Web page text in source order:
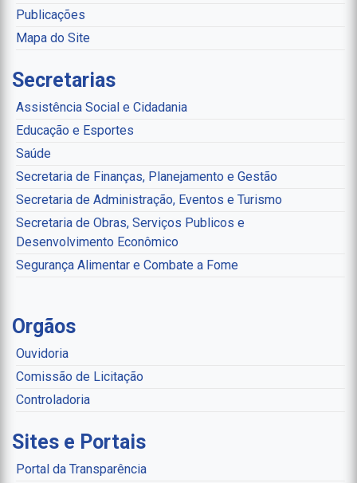
Publicações
Mapa do Site
Secretarias
Assistência Social e Cidadania
Educação e Esportes
Saúde
Secretaria de Finanças, Planejamento e Gestão
Secretaria de Administração, Eventos e Turismo
Secretaria de Obras, Serviços Publicos e
Desenvolvimento Econômico
Segurança Alimentar e Combate a Fome
Orgãos
Ouvidoria
Comissão de Licitação
Controladoria
Sites e Portais
Portal da Transparência